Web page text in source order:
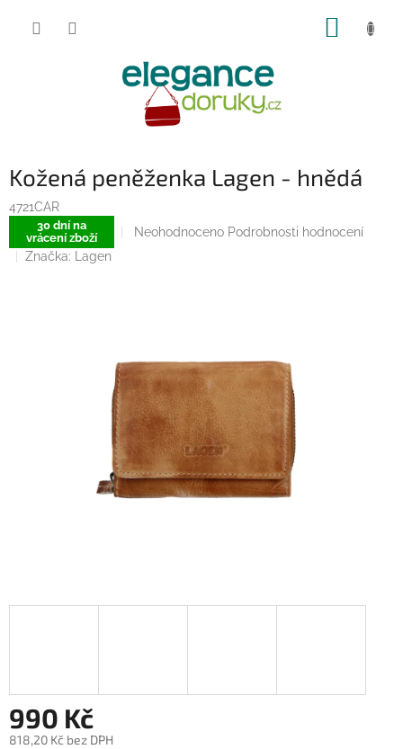
Kožená peněženka Lagen - hnědá
4721CAR
30 dní na
vrácení zboží
Průměrné
Neohodnoceno Podrobnosti hodnocení
Značka: Lagen
990 Kč
818,20 Kč bez DPH